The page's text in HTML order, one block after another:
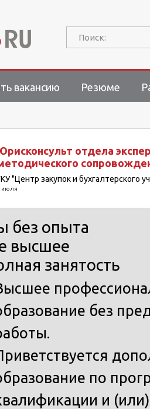
Поиск:
вакансию Резюме
отдела
"Центр закупок и бухгалтерского
июля
без опыта
высшее
занятость
без
по
и